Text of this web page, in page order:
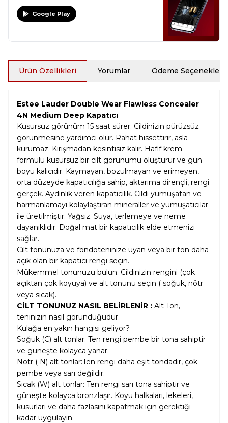
Google Play
Ürün Özellikleri Yorumlar Ödeme Seçenekleri
Estee Lauder Double Wear Flawless Concealer
4N Medium Deep Kapatıcı
Kusursuz görünüm 15 saat sürer. Cildinizin pürüzsüz
görünmesine yardımcı olur. Rahat hissettirir, asla
kurumaz. Kırışmadan kesintisiz kalır. Hafif krem ​​
formülü kusursuz bir cilt görünümü oluşturur ve gün
boyu kalıcıdır. Kaymayan, bozulmayan ve erimeyen,
orta düzeyde kapatıcılığa sahip, aktarıma dirençli, rengi
gerçek. Aydınlık veren kapatıcılık. Cildi yumuşatan ve
harmanlamayı kolaylaştıran mineraller ve yumuşatıcılar
ile üretilmiştir. Yağsız. Suya, terlemeye ve neme
dayanıklıdır. Doğal mat bir kapatıcılık elde etmenizi
sağlar.
Cilt tonunuza ve fondöteninize uyan veya bir ton daha
açık olan bir kapatıcı rengi seçin.
Mükemmel tonunuzu bulun: Cildinizin rengini (çok
açıktan çok koyuya) ve alt tonunu seçin ( soğuk, nötr
veya sıcak).
CİLT TONUNUZ NASIL BELİRLENİR : Alt Ton,
teninizin nasıl göründüğüdür.
Kulağa en yakın hangisi geliyor?
Soğuk (C) alt tonlar: Ten rengi pembe bir tona sahiptir
ve güneşte kolayca yanar.
Nötr ( N) alt tonlar:Ten rengi daha eşit tondadır, çok
pembe veya sarı değildir.
Sıcak (W) alt tonlar: Ten rengi sarı tona sahiptir ve
güneşte kolayca bronzlaşır. Koyu halkaları, lekeleri,
kusurları ve daha fazlasını kapatmak için gerektiği
kadar uygulayın.